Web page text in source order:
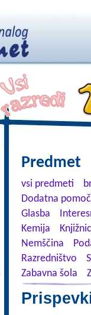
Predmet
vsi predmeti
Dodatna
Glasba
Kemija
Nemščina
Razredništvo
Zabavna šola